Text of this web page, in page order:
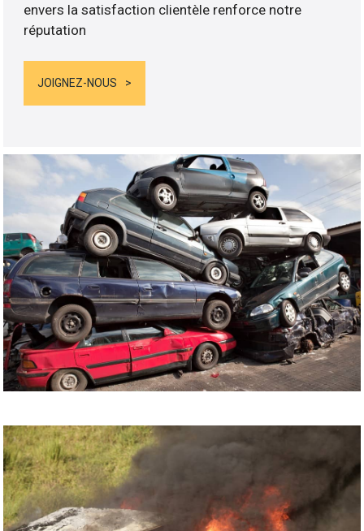
envers la satisfaction clientèle renforce notre
réputation
JOIGNEZ-NOUS